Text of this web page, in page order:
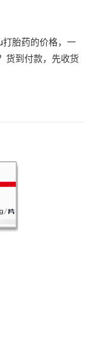
打胎药的价格，一
货到付款，先收货